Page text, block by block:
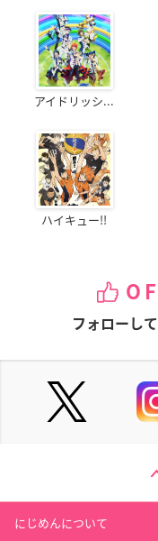
アイドリッシ...
ハイキュー!!
フォローし
にじめんについて